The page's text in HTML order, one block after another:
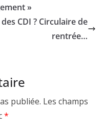
»
CDI ? Circulaire de
rentrée…
publiée. Les champs
*